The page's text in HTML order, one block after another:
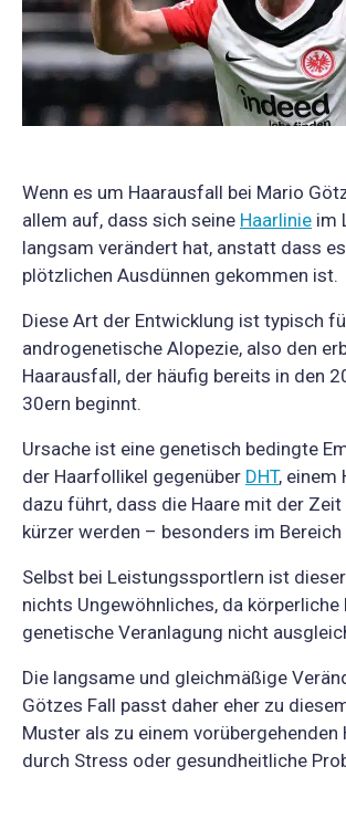
Wenn es um Haarausfall bei Mario
allem auf, dass sich seine Haarlinie im
langsam verändert hat, anstatt dass
plötzlichen Ausdünnen gekommen ist.
Diese Art der Entwicklung ist typisch
androgenetische Alopezie, also den
Haarausfall, der häufig bereits in den
30ern beginnt.
Ursache ist eine genetisch bedingte
der Haarfollikel gegenüber DHT, einem
dazu führt, dass die Haare mit der
kürzer werden – besonders im Bereich
Selbst bei Leistungssportlern ist
nichts Ungewöhnliches, da körperliche
genetische Veranlagung nicht
Die langsame und gleichmäßige
Götzes Fall passt daher eher zu
Muster als zu einem vorübergehenden
durch Stress oder gesundheitliche